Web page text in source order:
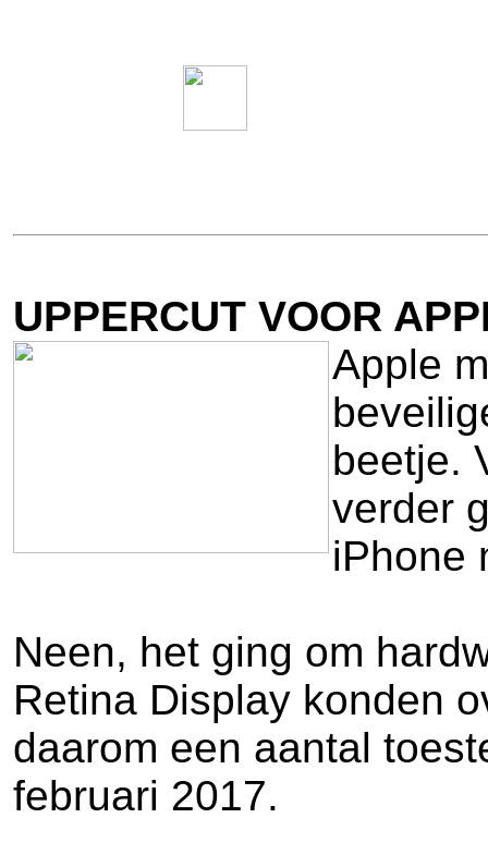
UPPERCUT VOOR
Apple
beetje.
verder
iPhone
Neen, het ging om
Retina Display konden
daarom een aantal
februari 2017.